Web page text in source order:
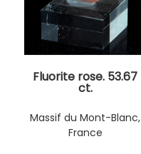
Fluorite rose. 53.67
ct.
Massif du Mont-Blanc,
France